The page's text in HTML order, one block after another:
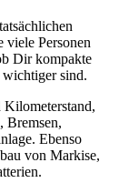
viele Personen
Dir kompakte
wichtiger sind.
Bremsen,
Ebenso
von Markise,